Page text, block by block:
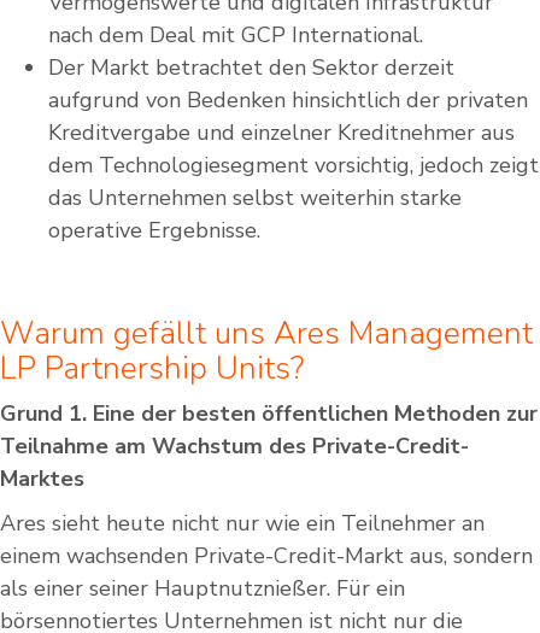
nach dem Deal mit GCP International.
Der Markt betrachtet den Sektor derzeit
aufgrund von Bedenken hinsichtlich der privaten
Kreditvergabe und einzelner Kreditnehmer aus
dem Technologiesegment vorsichtig, jedoch zeigt
das Unternehmen selbst weiterhin starke
operative Ergebnisse.
Warum gefällt uns Ares Management
LP Partnership Units?
Grund 1. Eine der besten öffentlichen Methoden zur
Teilnahme am Wachstum des Private-Credit-
Marktes
Ares sieht heute nicht nur wie ein Teilnehmer an
einem wachsenden Private-Credit-Markt aus, sondern
als einer seiner Hauptnutznießer. Für ein
börsennotiertes Unternehmen ist nicht nur die